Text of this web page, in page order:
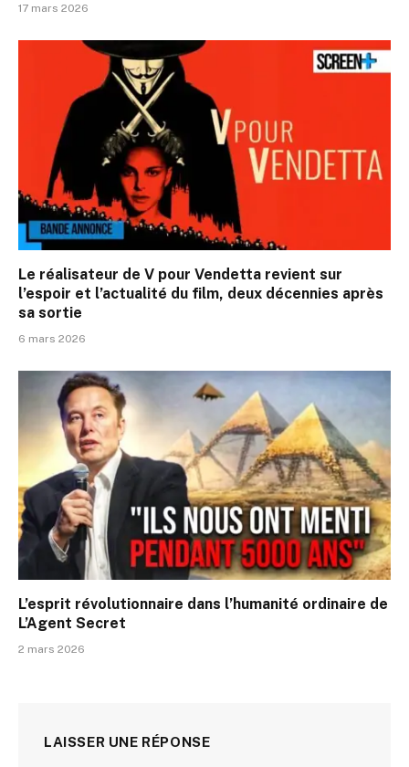
17 mars 2026
Le réalisateur de V pour Vendetta revient sur
l’espoir et l’actualité du film, deux décennies après
sa sortie
6 mars 2026
L’esprit révolutionnaire dans l’humanité ordinaire de
L’Agent Secret
2 mars 2026
LAISSER UNE RÉPONSE